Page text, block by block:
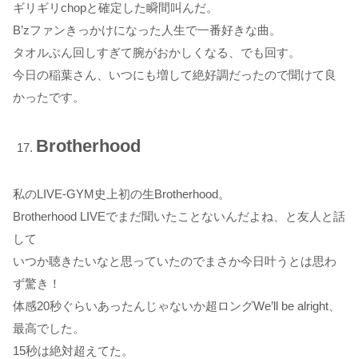
ギリギリchopと確定した瞬間叫んだ。
B’zファンきっかけになった人生で一番好きな曲。
タオルぶん回しすぎて腕がおかしくなる、でも回す。
今日の稲葉さん、いつにも増して絶好調だったので聞けて良
かったです。
Brotherhood
私のLIVE-GYM史上初の生Brotherhood。
Brotherhood LIVEでまだ聞いたことないんだよね、と友人と話
して
いつか聴きたいなと思っていたのでまさか今日叶うとは思わ
ず驚き！
体感20秒ぐらいあったんじゃないか超ロングWe’ll be alright、
最高でした。
15秒は絶対超えてた。